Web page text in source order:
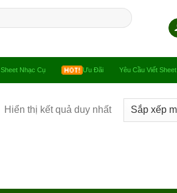
Sheet Nhạc Cụ Ưu Đãi Yêu Cầu Viết Sheet
Hiển thị kết quả duy nhất